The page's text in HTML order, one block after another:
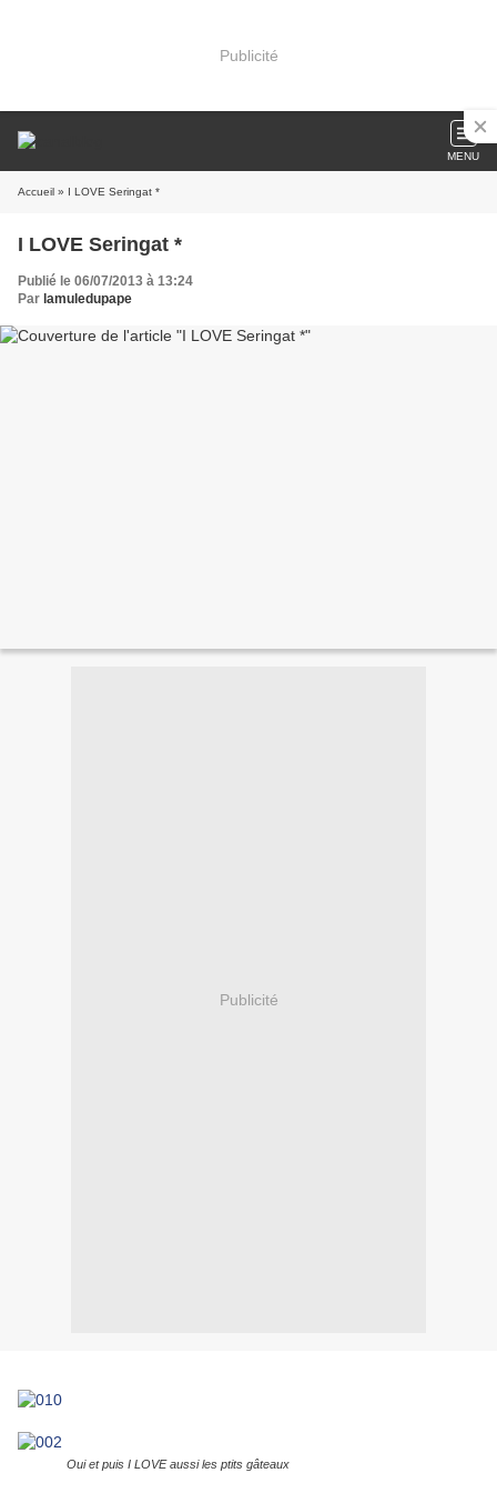
Publicité
MENU
Accueil » I LOVE Seringat *
I LOVE Seringat *
Publié le 06/07/2013 à 13:24
Par lamuledupape
Publicité
Oui et puis I LOVE aussi les ptits gâteaux